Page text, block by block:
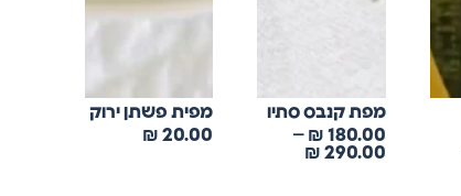
מפת קנבס סתיו
180.00
₪
–
290.00
₪
מפית פשתן ירוק
20.00
₪